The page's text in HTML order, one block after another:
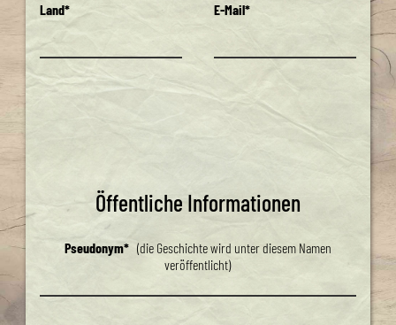
Land* E-Mail*
Öffentliche Informationen
Pseudonym*(die Geschichte wird unter diesem Namen
veröffentlicht)